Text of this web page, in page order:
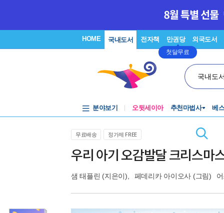
HOME 국내도서 전자책 만권당
첫달무료
외국도서
국내도
분야보기 오뒷세이아 추천마법사 베
무료배송 정가제 FREE
우리 아기 오감발달 크리스마
샘 태플린 (지은이), 페데리카 아이오사 (그림)